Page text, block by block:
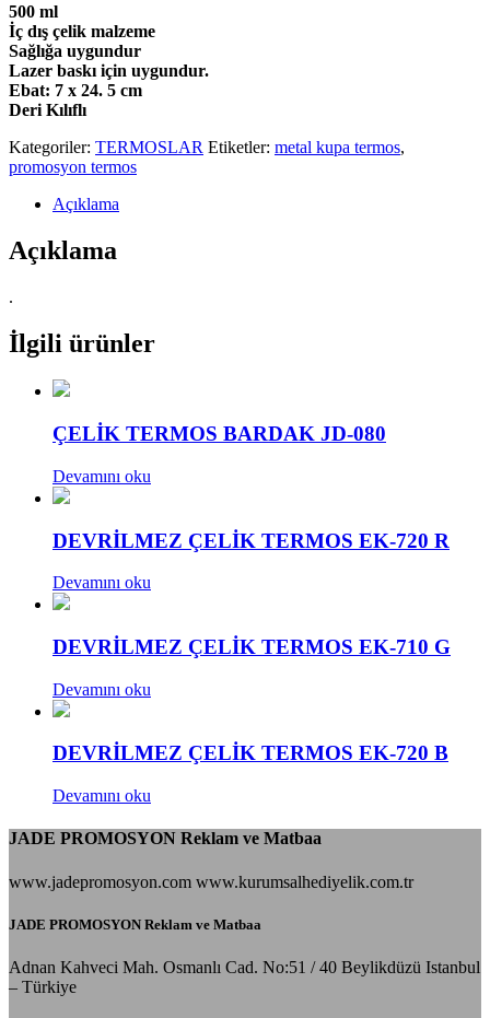
500 ml
İç dış çelik malzeme
Sağlığa uygundur
Lazer baskı için uygundur.
Ebat: 7 x 24. 5 cm
Deri Kılıflı
Kategoriler: TERMOSLAR Etiketler: metal kupa termos,
promosyon termos
Açıklama
Açıklama
.
İlgili ürünler
ÇELİK TERMOS BARDAK JD-080
Devamını oku
DEVRİLMEZ ÇELİK TERMOS EK-720 R
Devamını oku
DEVRİLMEZ ÇELİK TERMOS EK-710 G
Devamını oku
DEVRİLMEZ ÇELİK TERMOS EK-720 B
Devamını oku
JADE PROMOSYON Reklam ve Matbaa
www.jadepromosyon.com www.kurumsalhediyelik.com.tr
JADE PROMOSYON Reklam ve Matbaa
Adnan Kahveci Mah. Osmanlı Cad. No:51 / 40 Beylikdüzü Istanbul
– Türkiye